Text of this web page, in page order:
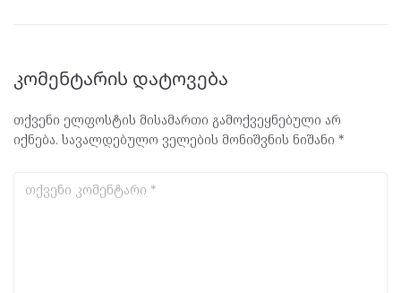
კომენტარის დატოვება
თქვენი ელფოსტის მისამართი გამოქვეყნებული არ
იქნება. სავალდებულო ველების მონიშვნის ნიშანი *